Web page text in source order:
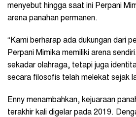
menyebut hingga saat ini Perpani
arena panahan permanen.
“Kami berharap ada dukungan dari
Perpani Mimika memiliki arena
sekadar olahraga, tetapi juga
secara filosofis telah melekat sejak
Enny menambahkan, kejuaraan
terakhir kali digelar pada 2019.